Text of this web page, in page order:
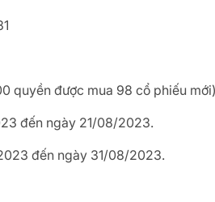
quyền được mua 98 cổ phiếu mới)
đến ngày 21/08/2023.
đến ngày 31/08/2023.